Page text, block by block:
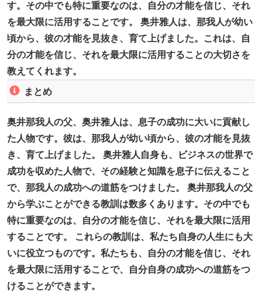
す。その中でも特に重要なのは、自分の才能を信じ、それ
を最大限に活用することです。 奥井雅人は、那我人が幼い
頃から、彼の才能を見抜き、育て上げました。これは、自
分の才能を信じ、それを最大限に活用することの大切さを
教えてくれます。
まとめ
奥井那我人の父、奥井雅人は、息子の成功に大いに貢献し
た人物です。彼は、那我人が幼い頃から、彼の才能を見抜
き、育て上げました。 奥井雅人自身も、ビジネスの世界で
成功を収めた人物で、その経験と知識を息子に伝えること
で、那我人の成功への道筋をつけました。 奥井那我人の父
から学ぶことができる教訓は数多くあります。その中でも
特に重要なのは、自分の才能を信じ、それを最大限に活用
することです。 これらの教訓は、私たち自身の人生にも大
いに役立つものです。私たちも、自分の才能を信じ、それ
を最大限に活用することで、自分自身の成功への道筋をつ
けることができます。